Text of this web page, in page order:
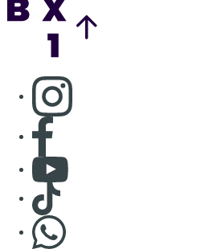
Consulter page Instagram
Consulter page Facebook
Consulter Youtube
Consulter TikTok